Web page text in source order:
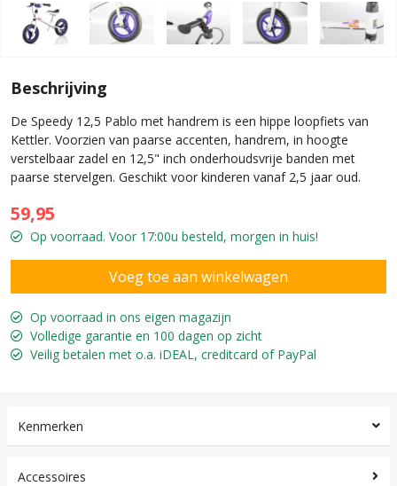
Beschrijving
De Speedy 12,5 Pablo met handrem is een hippe loopfiets van
Kettler. Voorzien van paarse accenten, handrem, in hoogte
verstelbaar zadel en 12,5" inch onderhoudsvrije banden met
paarse stervelgen. Geschikt voor kinderen vanaf 2,5 jaar oud.
59,95
Op voorraad. Voor 17:00u besteld, morgen in huis!
Op voorraad in ons eigen magazijn
Volledige garantie en 100 dagen op zicht
Veilig betalen met o.a. iDEAL, creditcard of PayPal
Kenmerken
Accessoires